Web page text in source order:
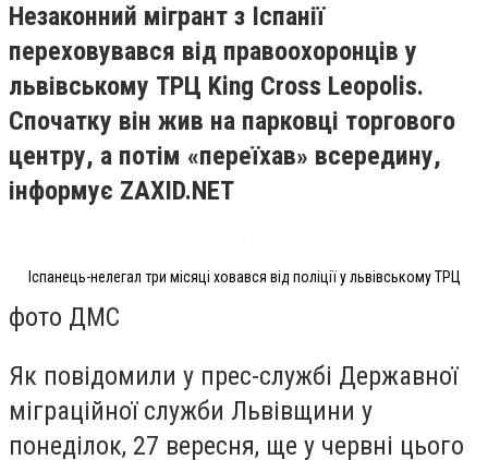
Незаконний мігрант з Іспанії
переховувався від правоохоронців у
львівському ТРЦ King Cross Leopolis.
Спочатку він жив на парковці торгового
центру, а потім «переїхав» всередину,
інформує ZAXID.NET
Іспанець-нелегал три місяці ховався від поліції у львівському ТРЦ
фото ДМС
Як повідомили у прес-службі Державної
міграційної служби Львівщини у
понеділок, 27 вересня, ще у червні цього